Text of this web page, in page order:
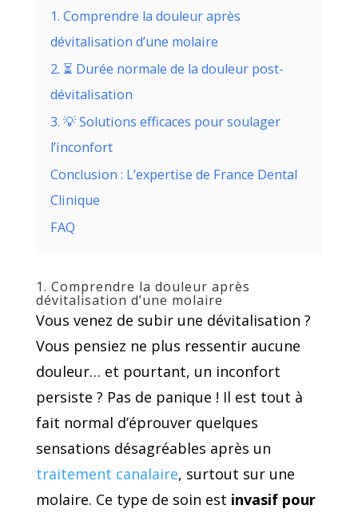
1. Comprendre la douleur après
dévitalisation d’une molaire
2. ⏳ Durée normale de la douleur post-
dévitalisation
3. 💡 Solutions efficaces pour soulager
l’inconfort
Conclusion : L’expertise de France Dental
Clinique
FAQ
1. Comprendre la douleur après
dévitalisation d’une molaire
Vous venez de subir une dévitalisation ?
Vous pensiez ne plus ressentir aucune
douleur… et pourtant, un inconfort
persiste ? Pas de panique ! Il est tout à
fait normal d’éprouver quelques
sensations désagréables après un
traitement canalaire, surtout sur une
molaire. Ce type de soin est invasif pour